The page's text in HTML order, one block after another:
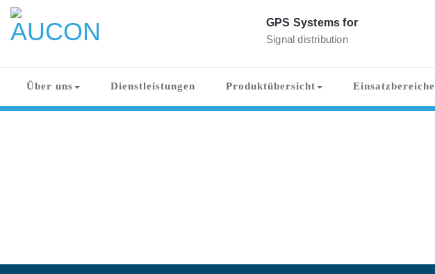
Skip
content
AUCON
GPS Systems for
Signal distribution
Über uns Dienstleistungen Produktübersicht Einsatzbereiche